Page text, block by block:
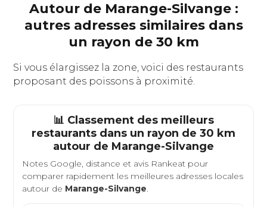
Autour de Marange-Silvange :
autres adresses similaires dans
un rayon de 30 km
Si vous élargissez la zone, voici des restaurants
proposant des poissons à proximité.
📊 Classement des meilleurs
restaurants dans un rayon de 30 km
autour de Marange-Silvange
Notes Google, distance et avis Rankeat pour
comparer rapidement les meilleures adresses locales
autour de Marange-Silvange.